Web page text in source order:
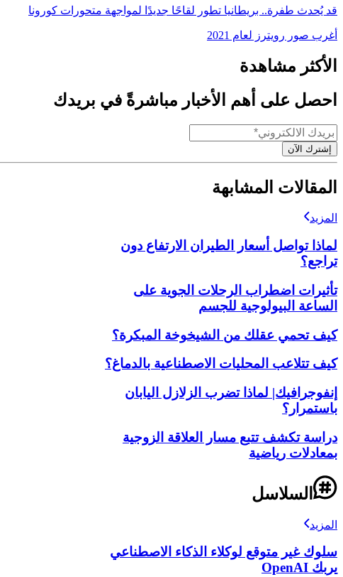
قد يُحدث طفرة.. بريطانيا تطور لقاحًا جديدًا لمواجهة متحورات كورونا
أغرب صور رويترز لعام 2021
الأكثر مشاهدة
احصل على أهم الأخبار مباشرةً في بريدك
إشترك الآن
المقالات المشابهة
المزيد
لماذا تواصل أسعار الطيران الارتفاع دون
تراجع؟
تأثيرات اضطراب الرحلات الجوية على
الساعة البيولوجية للجسم
كيف تحمي عقلك من الشيخوخة المبكرة؟
كيف تتلاعب المحليات الاصطناعية بالدماغ؟
إنفوجرافيك| لماذا تضرب الزلازل اليابان
باستمرار؟
دراسة تكشف تتبع مسار العلاقة الزوجية
بمعادلات رياضية
السلاسل
المزيد
سلوك غير متوقع لوكلاء الذكاء الاصطناعي
يربك OpenAI